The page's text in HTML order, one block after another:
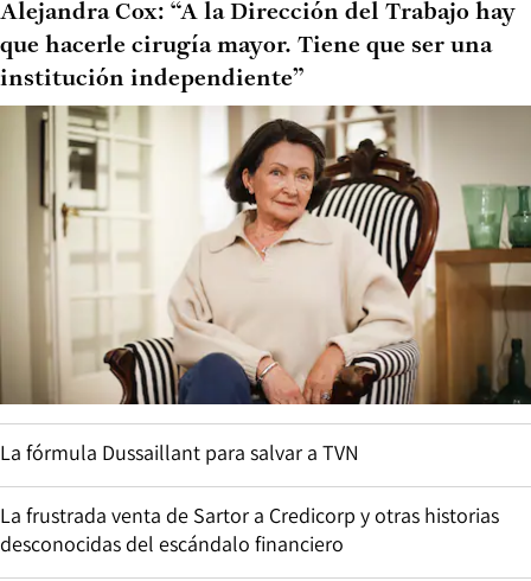
Alejandra Cox: “A la Dirección del Trabajo hay
que hacerle cirugía mayor. Tiene que ser una
institución independiente”
La fórmula Dussaillant para salvar a TVN
La frustrada venta de Sartor a Credicorp y otras historias
desconocidas del escándalo financiero